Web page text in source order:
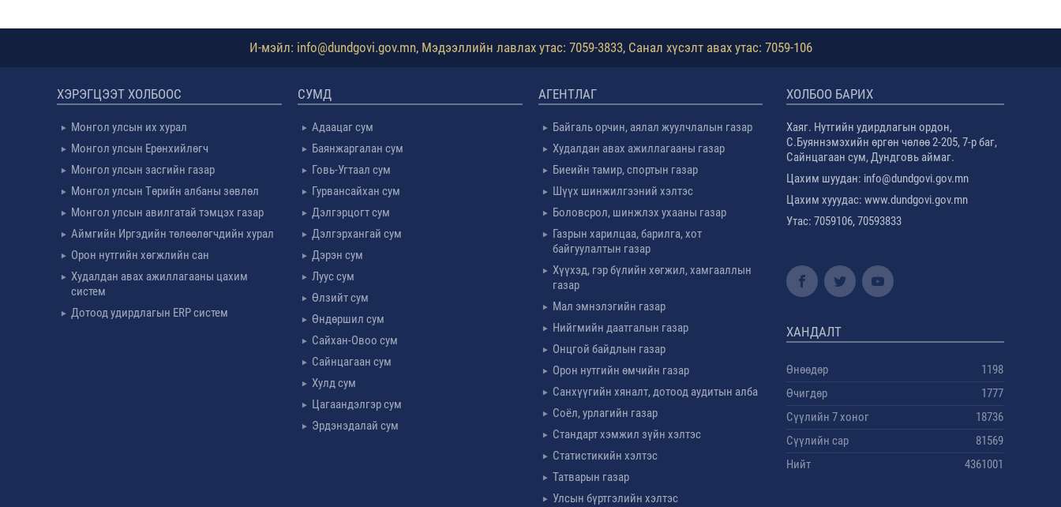
И-мэйл: info@dundgovi.gov.mn, Мэдээллийн лавлах утас: 7059-3833, Санал хүсэлт авах утас: 7059-106
ХЭРЭГЦЭЭТ ХОЛБООС
Монгол улсын их хурал
Монгол улсын Ерөнхийлөгч
Монгол улсын засгийн газар
Монгол улсын Төрийн албаны зөвлөл
Монгол улсын авилгатай тэмцэх газар
Аймгийн Иргэдийн төлөөлөгчдийн хурал
Орон нутгийн хөгжлийн сан
Худалдан авах ажиллагааны цахим
систем
Дотоод удирдлагын ERP систем
СУМД
Адаацаг сум
Баянжаргалан сум
Говь-Угтаал сум
Гурвансайхан сум
Дэлгэрцогт сум
Дэлгэрхангай сум
Дэрэн сум
Луус сум
Өлзийт сум
Өндөршил сум
Сайхан-Овоо сум
Сайнцагаан сум
Хулд сум
Цагаандэлгэр сум
Эрдэнэдалай сум
АГЕНТЛАГ
Байгаль орчин, аялал жуулчлалын газар
Худалдан авах ажиллагааны газар
Биеийн тамир, спортын газар
Шүүх шинжилгээний хэлтэс
Боловсрол, шинжлэх ухааны газар
Газрын харилцаа, барилга, хот
байгуулалтын газар
Хүүхэд, гэр бүлийн хөгжил, хамгааллын
газар
Мал эмнэлэгийн газар
Нийгмийн даатгалын газар
Онцгой байдлын газар
Орон нутгийн өмчийн газар
Санхүүгийн хяналт, дотоод аудитын алба
Соёл, урлагийн газар
Стандарт хэмжил зүйн хэлтэс
Статистикийн хэлтэс
Татварын газар
Улсын бүртгэлийн хэлтэс
ХОЛБОО БАРИХ
Хаяг. Нутгийн удирдлагын ордон,
С.Буяннэмэхийн өргөн чөлөө 2-205, 7-р баг,
Сайнцагаан сум, Дундговь аймаг.
Цахим шуудан: info@dundgovi.gov.mn
Цахим хууудас: www.dundgovi.gov.mn
Утас: 7059106, 70593833
ХАНДАЛТ
Өнөөдөр
1198
Өчигдөр
1777
Сүүлийн 7 хоног
18736
Сүүлийн сар
81569
Нийт
4361001